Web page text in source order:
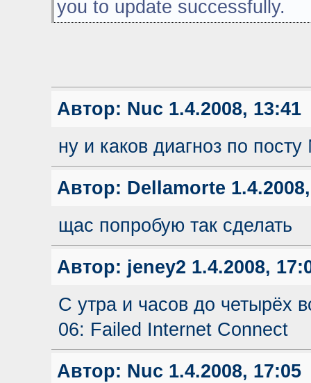
you to update successfully.
Автор: Nuc 1.4.2008, 13:41
ну и каков диагноз по
Автор: Dellamorte
щас попробую так сделать
Автор: jeney2 1.4.2008,
C утра и часов до четырёх
06: Failed Internet Connect
Автор: Nuc 1.4.2008, 17:05